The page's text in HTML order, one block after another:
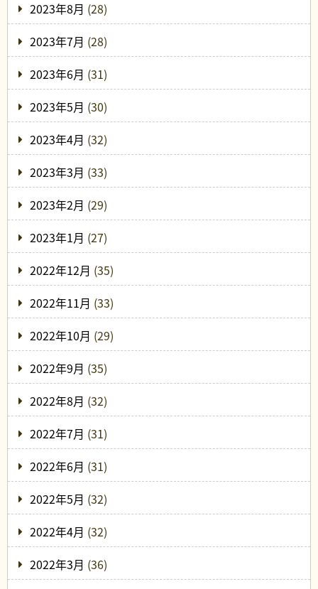
2023年8月 (28)
2023年7月 (28)
2023年6月 (31)
2023年5月 (30)
2023年4月 (32)
2023年3月 (33)
2023年2月 (29)
2023年1月 (27)
2022年12月 (35)
2022年11月 (33)
2022年10月 (29)
2022年9月 (35)
2022年8月 (32)
2022年7月 (31)
2022年6月 (31)
2022年5月 (32)
2022年4月 (32)
2022年3月 (36)